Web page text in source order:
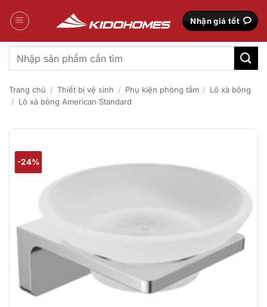
qua
Nhận giá tốt
Tìm
kiếm:
Trang chủ / Thiết bị vệ sinh / Phụ kiện phòng tắm / Lô xà bông
/ Lô xà bông American Standard
-24%